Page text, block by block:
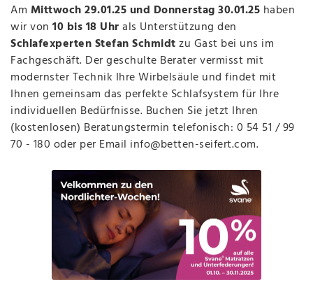
Am Mittwoch 29.01.25 und Donnerstag 30.01.25 haben
wir von 10 bis 18 Uhrals Unterstützung den
Schlafexperten Stefan Schmidtzu Gast bei uns im
Fachgeschäft. Der geschulte Berater vermisst mit
modernster Technik Ihre Wirbelsäule und findet mit
Ihnen gemeinsam das perfekte Schlafsystem für Ihre
individuellen Bedürfnisse. Buchen Sie jetzt Ihren
(kostenlosen) Beratungstermin telefonisch: 0 54 51 / 99
70 - 180 oder per Email info@betten-seifert.com.